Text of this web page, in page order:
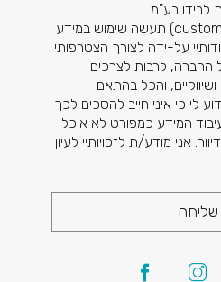
בע"מ
) תעשה שימוש במידע
על-ידה לצורך הצטרפותי
החברה, לרבות לצרכים
והכל בהתאם
לי כי איני חייב להסכים לכך
המידע כמפורט לא אוכל
אני מודע/ת לזכויותיי לעיון
שליחה